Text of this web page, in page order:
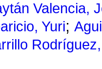
Valencia,
Yuri;